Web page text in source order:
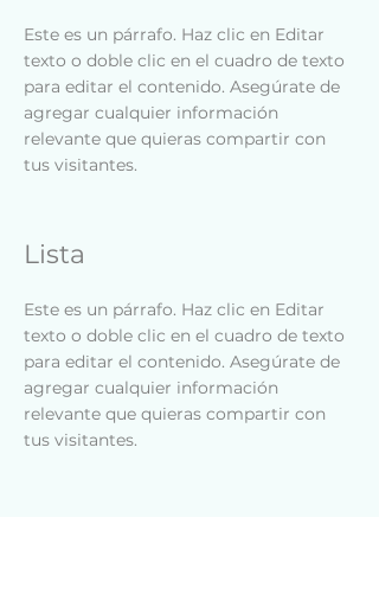
Este es un párrafo. Haz clic en Editar
texto o doble clic en el cuadro de texto
para editar el contenido. Asegúrate de
agregar cualquier información
relevante que quieras compartir con
tus visitantes.
Lista
Este es un párrafo. Haz clic en Editar
texto o doble clic en el cuadro de texto
para editar el contenido. Asegúrate de
agregar cualquier información
relevante que quieras compartir con
tus visitantes.